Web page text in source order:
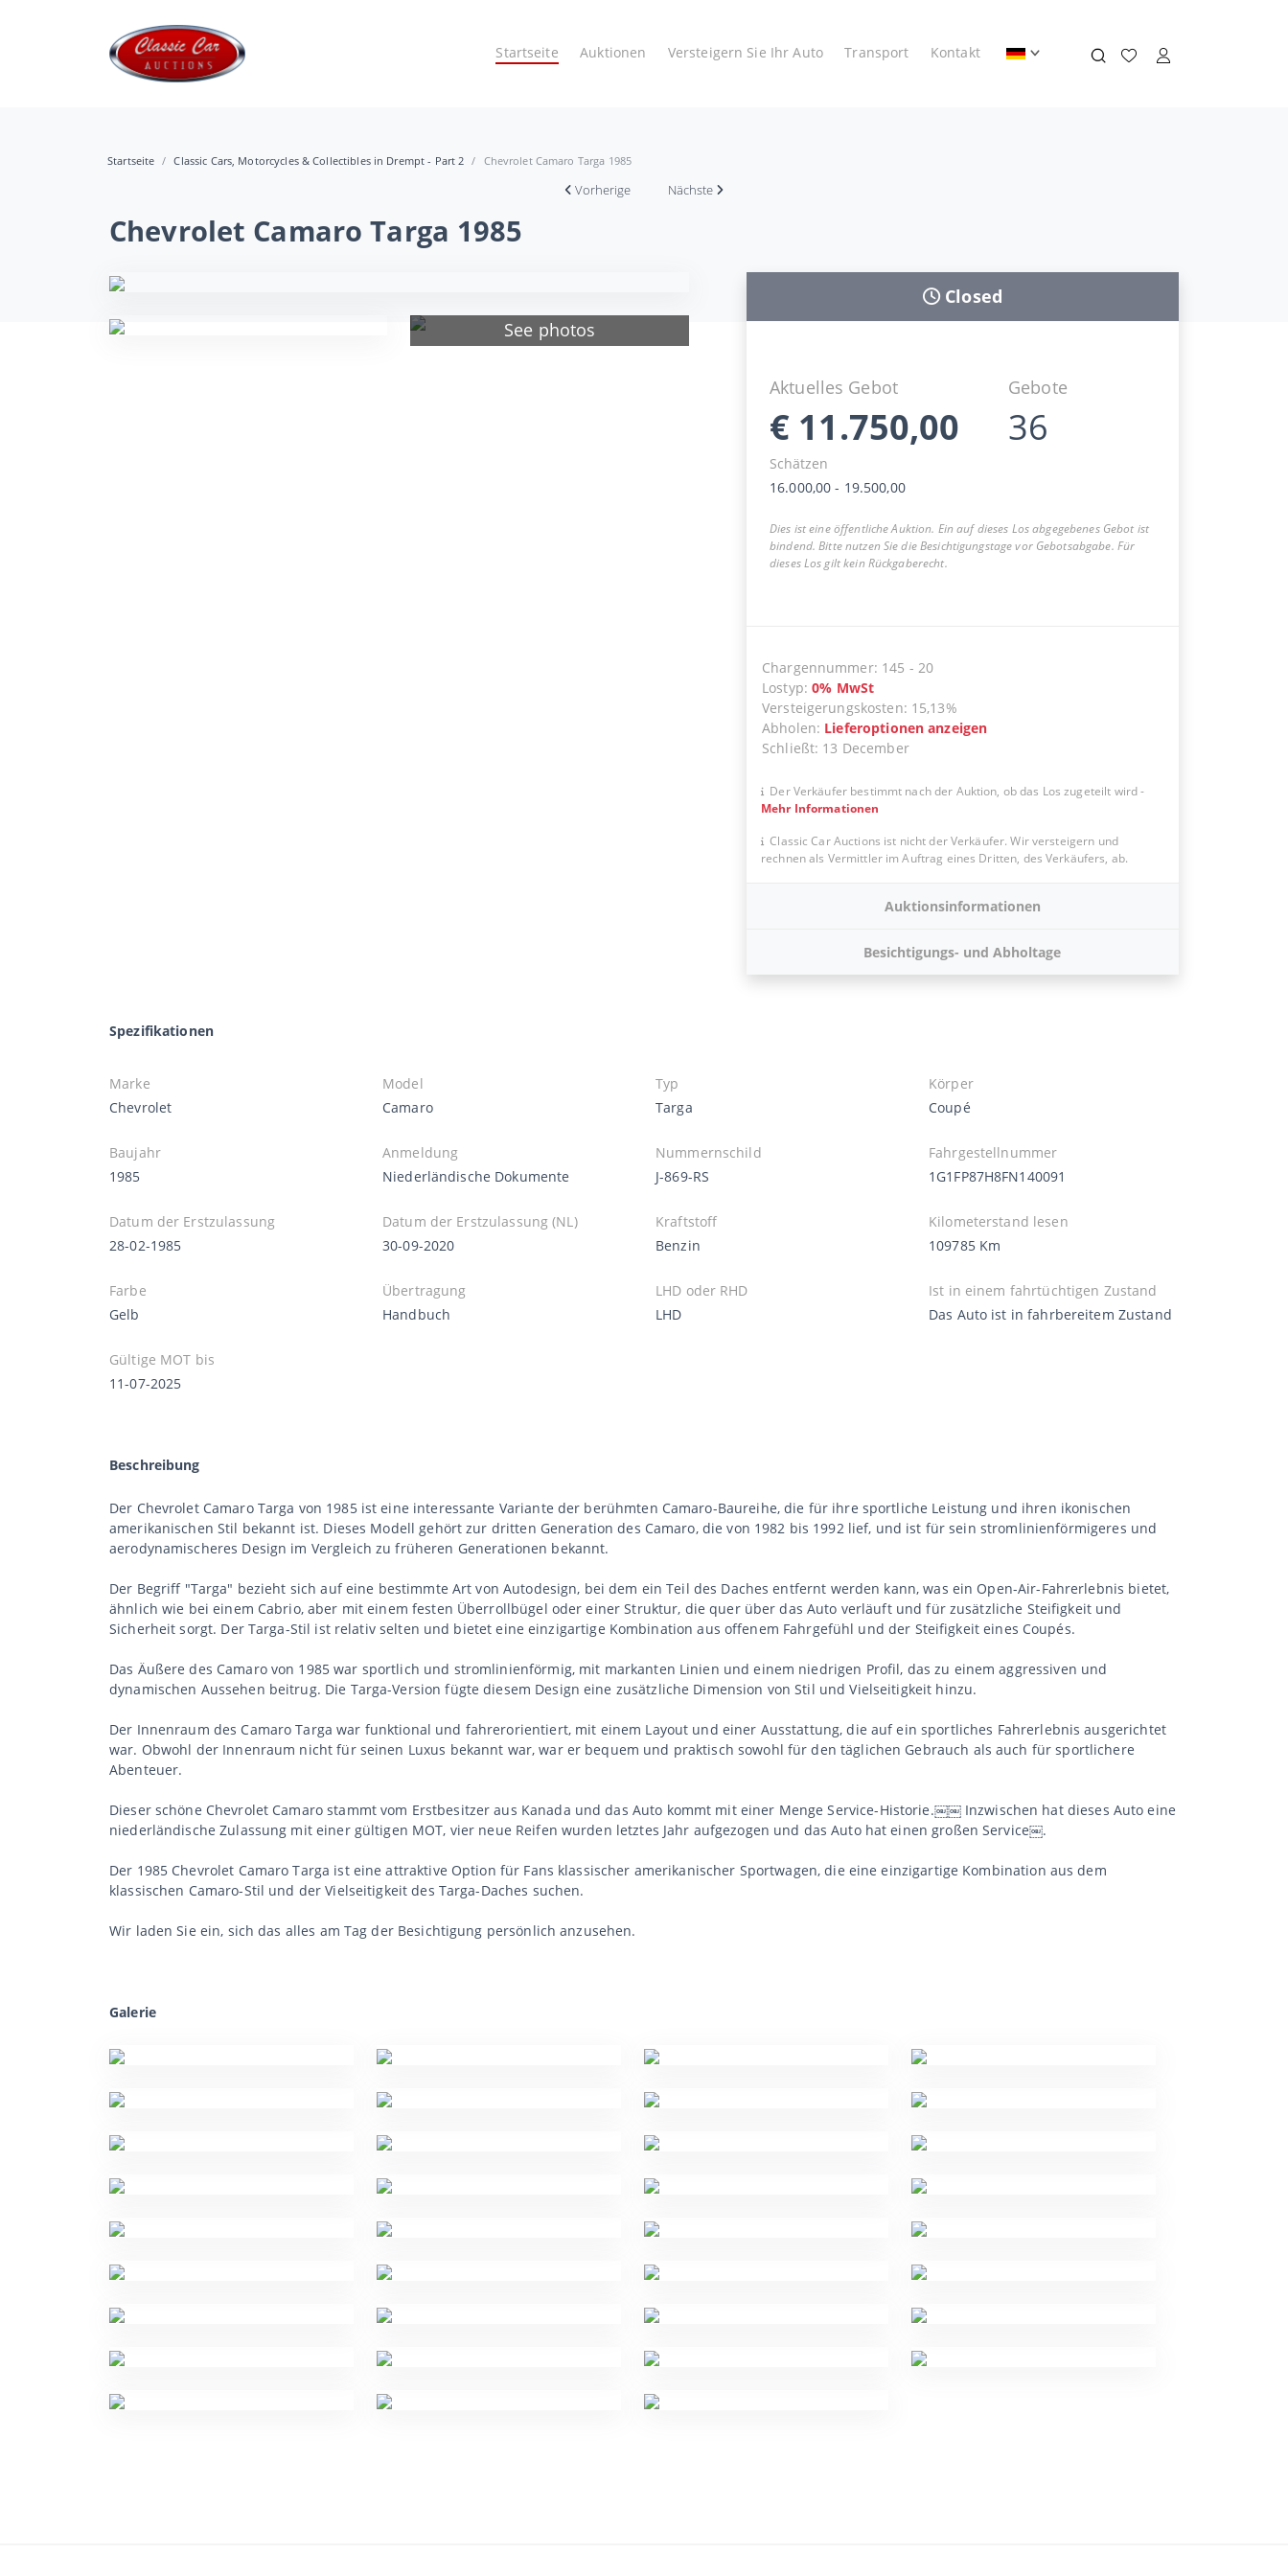
Startseite Auktionen Versteigern Sie Ihr Auto Transport Kontakt
Startseite Classic Cars, Motorcycles & Collectibles in Drempt - Part 2 Chevrolet Camaro Targa 1985
Vorherige Nächste
Chevrolet Camaro Targa 1985
See photos
Closed
Aktuelles Gebot
€ 11.750,00
Gebote
36
Schätzen
16.000,00 - 19.500,00
Dies ist eine öffentliche Auktion. Ein auf dieses Los abgegebenes Gebot ist
bindend. Bitte nutzen Sie die Besichtigungstage vor Gebotsabgabe. Für
dieses Los gilt kein Rückgaberecht.
Chargennummer: 145 - 20
Lostyp:0% MwSt
Versteigerungskosten: 15,13%
Abholen: Lieferoptionen anzeigen
Schließt: 13 December
Der Verkäufer bestimmt nach der Auktion, ob das Los zugeteilt wird-
Mehr Informationen
Classic Car Auctions ist nicht der Verkäufer. Wir versteigern und
rechnen als Vermittler im Auftrag eines Dritten, des Verkäufers, ab.
Auktionsinformationen
Besichtigungs- und Abholtage
Spezifikationen
Marke
Chevrolet
Model
Camaro
Typ
Targa
Körper
Coupé
Baujahr
1985
Anmeldung
Niederländische Dokumente
Nummernschild
J-869-RS
Fahrgestellnummer
1G1FP87H8FN140091
Datum der Erstzulassung
28-02-1985
Datum der Erstzulassung (NL)
30-09-2020
Kraftstoff
Benzin
Kilometerstand lesen
109785 Km
Farbe
Gelb
Übertragung
Handbuch
LHD oder RHD
LHD
Ist in einem fahrtüchtigen Zustand
Das Auto ist in fahrbereitem Zustand
Gültige MOT bis
11-07-2025
Beschreibung
Der Chevrolet Camaro Targa von 1985 ist eine interessante Variante der berühmten Camaro-Baureihe, die für ihre sportliche Leistung und ihren ikonischen
amerikanischen Stil bekannt ist. Dieses Modell gehört zur dritten Generation des Camaro, die von 1982 bis 1992 lief, und ist für sein stromlinienförmigeres und
aerodynamischeres Design im Vergleich zu früheren Generationen bekannt.
Der Begriff "Targa" bezieht sich auf eine bestimmte Art von Autodesign, bei dem ein Teil des Daches entfernt werden kann, was ein Open-Air-Fahrerlebnis bietet,
ähnlich wie bei einem Cabrio, aber mit einem festen Überrollbügel oder einer Struktur, die quer über das Auto verläuft und für zusätzliche Steifigkeit und
Sicherheit sorgt. Der Targa-Stil ist relativ selten und bietet eine einzigartige Kombination aus offenem Fahrgefühl und der Steifigkeit eines Coupés.
Das Äußere des Camaro von 1985 war sportlich und stromlinienförmig, mit markanten Linien und einem niedrigen Profil, das zu einem aggressiven und
dynamischen Aussehen beitrug. Die Targa-Version fügte diesem Design eine zusätzliche Dimension von Stil und Vielseitigkeit hinzu.
Der Innenraum des Camaro Targa war funktional und fahrerorientiert, mit einem Layout und einer Ausstattung, die auf ein sportliches Fahrerlebnis ausgerichtet
war. Obwohl der Innenraum nicht für seinen Luxus bekannt war, war er bequem und praktisch sowohl für den täglichen Gebrauch als auch für sportlichere
Abenteuer.
Dieser schöne Chevrolet Camaro stammt vom Erstbesitzer aus Kanada und das Auto kommt mit einer Menge Service-Historie.￼￼ Inzwischen hat dieses Auto eine
niederländische Zulassung mit einer gültigen MOT, vier neue Reifen wurden letztes Jahr aufgezogen und das Auto hat einen großen Service￼.
Der 1985 Chevrolet Camaro Targa ist eine attraktive Option für Fans klassischer amerikanischer Sportwagen, die eine einzigartige Kombination aus dem
klassischen Camaro-Stil und der Vielseitigkeit des Targa-Daches suchen.
Wir laden Sie ein, sich das alles am Tag der Besichtigung persönlich anzusehen.
Galerie